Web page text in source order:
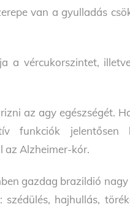
van a gyulladás
a vércukorszintet,
az agy egészségét.
jelentősen
az Alzheimer-kór.
gazdag brazildió
hajhullás,